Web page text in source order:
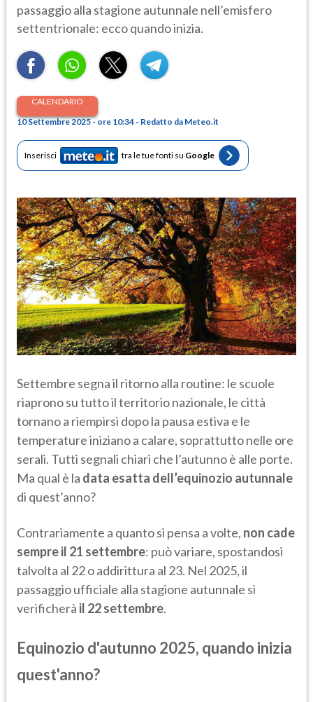
passaggio alla stagione autunnale nell’emisfero
settentrionale: ecco quando inizia.
CALENDARIO
10 Settembre 2025 - ore 10:34 - Redatto da Meteo.it
Inserisci tra le tue fonti su Google
Settembre segna il ritorno alla routine: le scuole
riaprono su tutto il territorio nazionale, le città
tornano a riempirsi dopo la pausa estiva e le
temperature iniziano a calare, soprattutto nelle ore
serali. Tutti segnali chiari che l’autunno è alle porte.
Ma qual è la data esatta dell’equinozio autunnale
di quest’anno?
Contrariamente a quanto si pensa a volte, non cade
sempre il 21 settembre: può variare, spostandosi
talvolta al 22 o addirittura al 23. Nel 2025, il
passaggio ufficiale alla stagione autunnale si
verificherà il 22 settembre.
Equinozio d'autunno 2025, quando inizia
quest'anno?